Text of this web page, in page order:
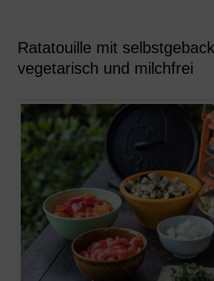
Ratatouille mit
vegetarisch und milchfrei